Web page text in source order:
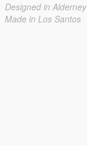
Designed in Alderney
Made in Los Santos